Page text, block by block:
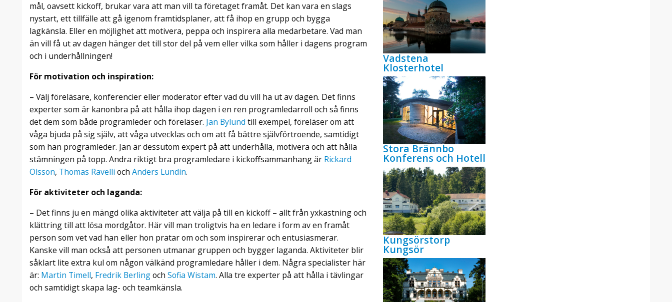
mål, oavsett kickoff, brukar vara att man vill ta företaget framåt. Det kan vara en slags
nystart, ett tillfälle att gå igenom framtidsplaner, att få ihop en grupp och bygga
lagkänsla. Eller en möjlighet att motivera, peppa och inspirera alla medarbetare. Vad man
än vill få ut av dagen hänger det till stor del på vem eller vilka som håller i dagens program
och i underhållningen!
För motivation och inspiration:
– Välj föreläsare, konferencier eller moderator efter vad du vill ha ut av dagen. Det finns
experter som är kanonbra på att hålla ihop dagen i en ren programledarroll och så finns
det dem som både programleder och föreläser. Jan Bylund till exempel, föreläser om att
våga bjuda på sig själv, att våga utvecklas och om att få bättre självförtroende, samtidigt
som han programleder. Jan är dessutom expert på att underhålla, motivera och att hålla
stämningen på topp. Andra riktigt bra programledare i kickoffsammanhang är Rickard
Olsson, Thomas Ravelli och Anders Lundin.
För aktiviteter och laganda:
– Det finns ju en mängd olika aktiviteter att välja på till en kickoff – allt från yxkastning och
klättring till att lösa mordgåtor. Här vill man troligtvis ha en ledare i form av en framåt
person som vet vad han eller hon pratar om och som inspirerar och entusiasmerar.
Kanske vill man också att personen utmanar gruppen och bygger laganda. Aktiviteter blir
såklart lite extra kul om någon välkänd programledare håller i dem. Några specialister här
är: Martin Timell, Fredrik Berlingoch Sofia Wistam. Alla tre experter på att hålla i tävlingar
och samtidigt skapa lag- och teamkänsla.
Vadstena
Klosterhotel
Stora Brännbo
Konferens och Hotell
Kungsörstorp
Kungsör